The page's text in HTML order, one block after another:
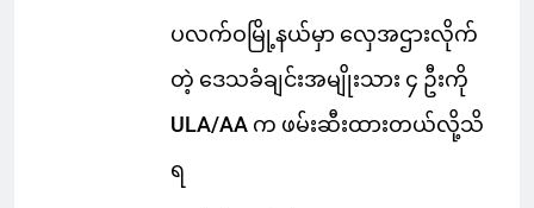
ပလက်ဝမြို့နယ်မှာ လှေအဌားလိုက်
တဲ့ ဒေသခံချင်းအမျိုးသား ၄ ဦးကို
ULA/AA က ဖမ်းဆီးထားတယ်လို့သိ
ရ